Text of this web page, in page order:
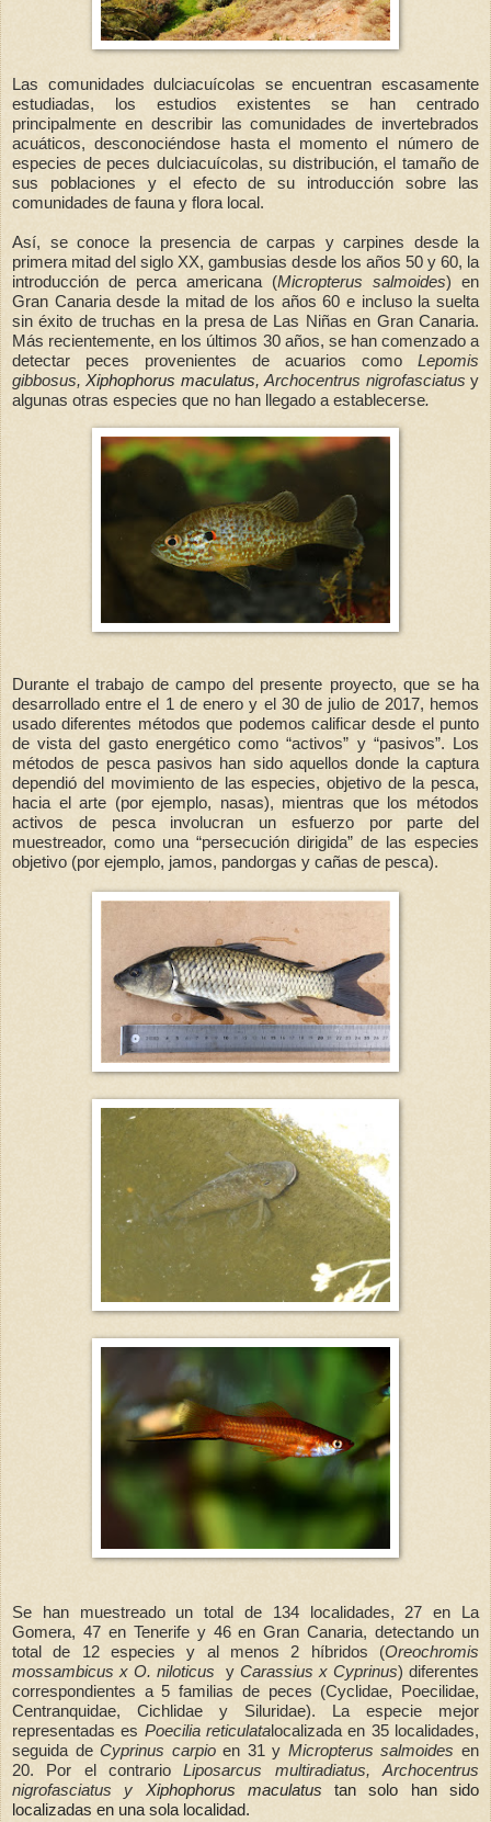
Las comunidades dulciacuícolas se encuentran escasamente
estudiadas, los estudios existentes se han centrado
principalmente en describir las comunidades de invertebrados
acuáticos, desconociéndose hasta el momento el número de
especies de peces dulciacuícolas, su distribución, el tamaño de
sus poblaciones y el efecto de su introducción sobre las
comunidades de fauna y flora local.
Así, se conoce la presencia de carpas y carpines desde la
primera mitad del siglo XX, gambusias desde los años 50 y 60, la
introducción de perca americana (Micropterus salmoides)
en
Gran Canaria desde la mitad de los años 60 e incluso la suelta
sin éxito de truchas en la presa de Las Niñas en Gran Canaria.
Más recientemente, en los últimos 30 años, se han comenzado a
detectar peces provenientes de acuarios como Lepomis
gibbosus,Xiphophorus maculatus,Archocentrus nigrofasciatusy
algunas otras especies que no han llegado a establecerse.
Durante el trabajo de campo del presente proyecto, que se ha
desarrollado entre el 1 de enero y el 30 de julio de 2017, hemos
usado diferentes métodos que podemos calificar desde el punto
de vista del gasto energético como “activos” y “pasivos”. Los
métodos de pesca pasivos han sido aquellos donde la captura
dependió del movimiento de las especies, objetivo de la pesca,
hacia el arte (por ejemplo, nasas), mientras que los métodos
activos de pesca involucran un esfuerzo por parte del
muestreador, como una “persecución dirigida” de las especies
objetivo (por ejemplo, jamos, pandorgas y cañas de pesca).
Se han muestreado un total de 134 localidades, 27 en La
Gomera, 47 en Tenerife y 46 en Gran Canaria, detectando un
total de 12 especies y al menos 2 híbridos (Oreochromis
mossambicus x O. niloticus y Carassius x Cyprinus) diferentes
correspondientes a 5 familias de peces (Cyclidae, Poecilidae,
Centranquidae, Cichlidae y Siluridae). La especie mejor
representadas es Poecilia reticulatalocalizada en 35 localidades,
seguida deCyprinus carpioen 31 y Micropterus salmoidesen
20. Por el contrarioLiposarcus multiradiatus,Archocentrus
nigrofasciatus y Xiphophorus maculatustan solo han sido
localizadas en una sola localidad.